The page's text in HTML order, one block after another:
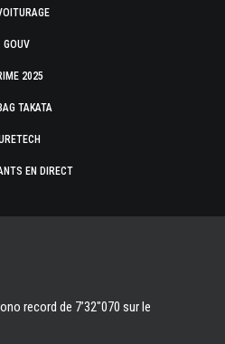
GOUV
2025
TAKATA
EN DIRECT
record de 7’32″070 sur le